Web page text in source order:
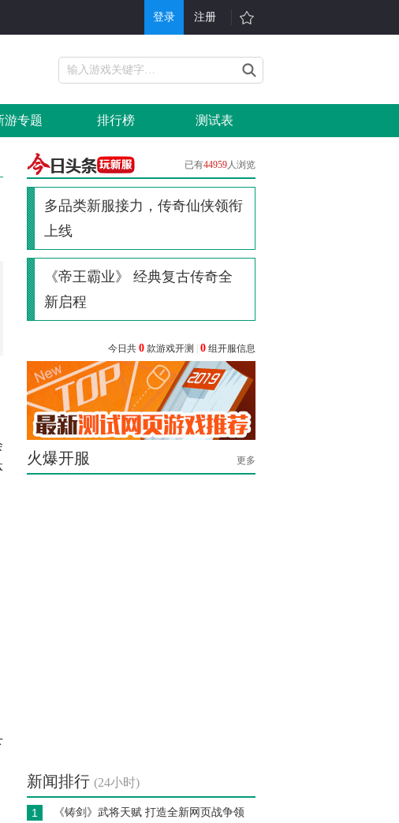
登录 注册
找游戏
游戏大全
打折充值
排行榜
游戏礼包
开服表
微信小游戏
单机游戏
H5游戏平台
会员中心
手机游戏
游专题 排行榜 测试表
今日头条
已有44959人浏览
多品类新服接力，传奇仙侠领衔
上线
《帝王霸业》 经典复古传奇全
新启程
今日共 0 款游戏开测 0 组开服信息
火爆开服 更多
新闻排行 (24小时)
1 《铸剑》武将天赋 打造全新网页战争领